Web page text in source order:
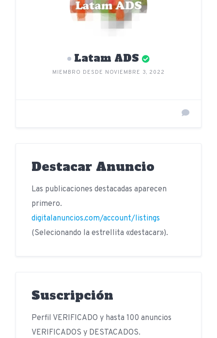
Latam ADS
MIEMBRO DESDE NOVIEMBRE 3, 2022
Destacar Anuncio
Las publicaciones destacadas aparecen
primero.
digitalanuncios.com/account/listings
(Selecionando la estrellita «destacar»).
Suscripción
Perfil VERIFICADO y hasta 100 anuncios
VERIFICADOS y DESTACADOS.